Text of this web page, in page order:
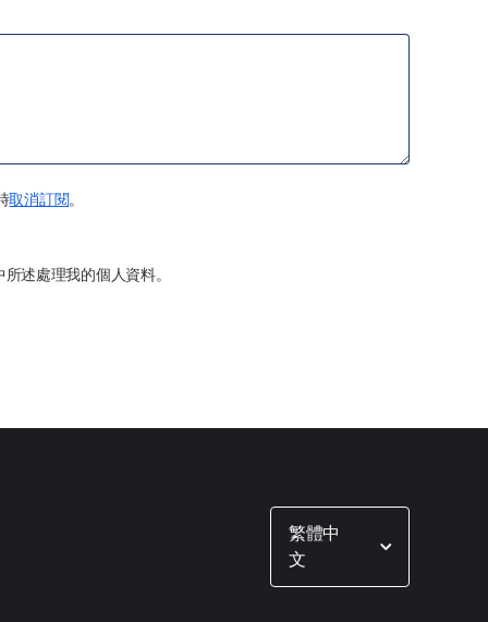
取消訂閱。
所述處理我的個人資料。
繁體中
文
Show options